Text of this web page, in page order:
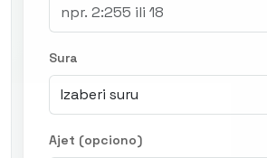
Sura
Ajet (opciono)